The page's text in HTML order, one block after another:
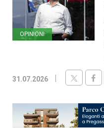
OPINIONI
31.07.2026